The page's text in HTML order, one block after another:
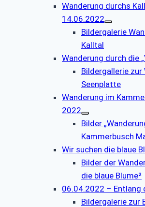
Wanderung durchs
14.06.2022
Bildergalerie
Kalltal
Wanderung durch die
Bildergallerie zur
Seenplatte
Wanderung im
2022
Bilder
Kammerbusch
Wir suchen die blaue
Bilder der
die blaue Blume²
06.04.2022 – Entlang
Bildergalerie zur